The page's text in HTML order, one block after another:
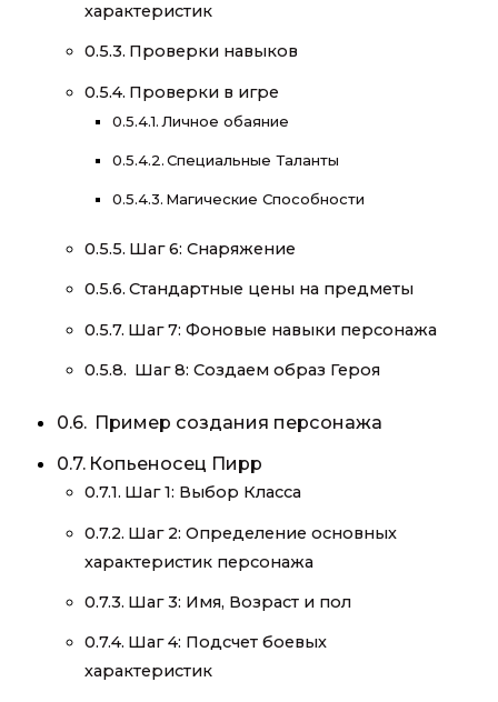
характеристик
Проверки навыков
Проверки в игре
Личное обаяние
Специальные Таланты
Магические Способности
Шаг 6: Снаряжение
Стандартные цены на предметы
Шаг 7: Фоновые навыки персонажа
Шаг 8: Создаем образ Героя
Пример создания персонажа
Копьеносец Пирр
Шаг 1: Выбор Класса
Шаг 2: Определение основных
характеристик персонажа
Шаг 3: Имя, Возраст и пол
Шаг 4: Подсчет боевых
характеристик